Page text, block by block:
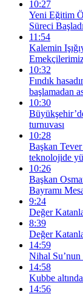
10:27
Yeni Eğitim
Süreci Başladı
11:54
Kalemin
10:32
Fındık
başlamadan
10:30
turnuvası
10:28
Başkan
teknolojide
10:26
Başkan
Bayramı
9:24
Değer
8:39
Değer
14:59
Nihal
14:58
Kubbe
14:56